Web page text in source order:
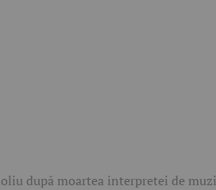
după moartea interpretei de